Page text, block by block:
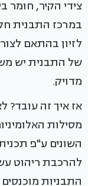
צידי הקיר, חומר
לזיון בהתאם
של התבנית יש
מדויק.
אז איך זה עובד?
מסילות
השונים ע"פ
להרכבת ריהוט
התבניות